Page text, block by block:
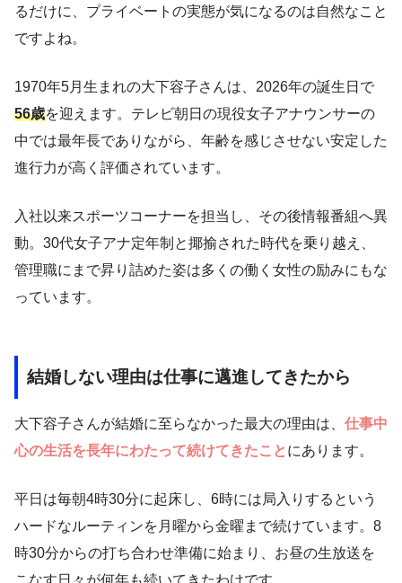
るだけに、プライベートの実態が気になるのは自然なこと
ですよね。
1970年5月生まれの大下容子さんは、2026年の誕生日で
56歳を迎えます。テレビ朝日の現役女子アナウンサーの
中では最年長でありながら、年齢を感じさせない安定した
進行力が高く評価されています。
入社以来スポーツコーナーを担当し、その後情報番組へ異
動。30代女子アナ定年制と揶揄された時代を乗り越え、
管理職にまで昇り詰めた姿は多くの働く女性の励みにもな
っています。
結婚しない理由は仕事に邁進してきたから
大下容子さんが結婚に至らなかった最大の理由は、 仕事中
心の生活を長年にわたって続けてきたこと にあります。
平日は毎朝4時30分に起床し、6時には局入りするという
ハードなルーティンを月曜から金曜まで続けています。8
時30分からの打ち合わせ準備に始まり、お昼の生放送を